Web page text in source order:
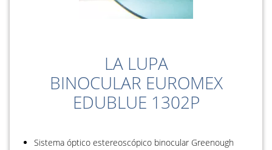
LA LUPA
BINOCULAR EUROMEX
EDUBLUE 1302P
Sistema óptico estereoscópico binocular Greenough